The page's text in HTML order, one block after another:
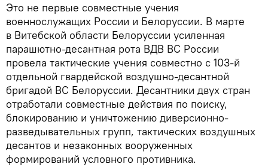
Это не первые совместные учения
военнослужащих России и Белоруссии. В марте
в Витебской области Белоруссии усиленная
парашютно-десантная рота ВДВ ВС России
провела тактические учения совместно с 103-й
отдельной гвардейской воздушно-десантной
бригадой ВС Белоруссии. Десантники двух стран
отработали совместные действия по поиску,
блокированию и уничтожению диверсионно-
разведывательных групп, тактических воздушных
десантов и незаконных вооруженных
формирований условного противника.